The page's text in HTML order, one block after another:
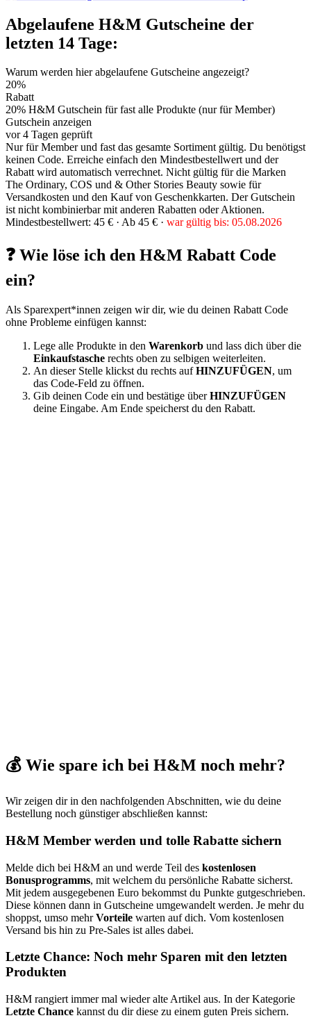
Abgelaufene H&M Gutscheine der
letzten 14 Tage:
Warum werden hier abgelaufene Gutscheine angezeigt?
20%
Rabatt
20% H&M Gutschein für fast alle Produkte (nur für Member)
Gutschein anzeigen
vor 4 Tagen geprüft
Nur für Member und fast das gesamte Sortiment gültig. Du benötigst
keinen Code. Erreiche einfach den Mindestbestellwert und der
Rabatt wird automatisch verrechnet. Nicht gültig für die Marken
The Ordinary, COS und & Other Stories Beauty sowie für
Versandkosten und den Kauf von Geschenkkarten. Der Gutschein
ist nicht kombinierbar mit anderen Rabatten oder Aktionen.
Mindestbestellwert: 45 € · Ab 45 € · war gültig bis: 05.08.2026
❓ Wie löse ich den H&M Rabatt Code
ein?
Als Sparexpert*innen zeigen wir dir, wie du deinen Rabatt Code
ohne Probleme einfügen kannst:
Lege alle Produkte in den Warenkorb und lass dich über die
Einkaufstasche rechts oben zu selbigen weiterleiten.
An dieser Stelle klickst du rechts aufHINZUFÜGEN, um
das Code-Feld zu öffnen.
Gib deinen Code ein und bestätige überHINZUFÜGEN
deine Eingabe. Am Ende speicherst du den Rabatt.
💰 Wie spare ich bei H&M noch mehr?
Wir zeigen dir in den nachfolgenden Abschnitten, wie du deine
Bestellung noch günstiger abschließen kannst:
H&M Member werden und tolle Rabatte sichern
Melde dich bei H&M an und werde Teil des kostenlosen
Bonusprogramms, mit welchem du persönliche Rabatte sicherst.
Mit jedem ausgegebenen Euro bekommst du Punkte gutgeschrieben.
Diese können dann in Gutscheine umgewandelt werden. Je mehr du
shoppst, umso mehrVorteile warten auf dich. Vom kostenlosen
Versand bis hin zu Pre-Sales ist alles dabei.
Letzte Chance: Noch mehr Sparen mit den letzten
Produkten
H&M rangiert immer mal wieder alte Artikel aus. In der Kategorie
Letzte Chance kannst du dir diese zu einem guten Preis sichern.